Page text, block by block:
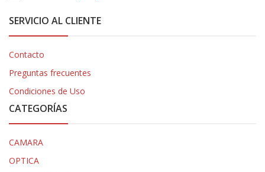
SERVICIO AL CLIENTE
Contacto
Preguntas frecuentes
Condiciones de Uso
CATEGORÍAS
CAMARA
OPTICA